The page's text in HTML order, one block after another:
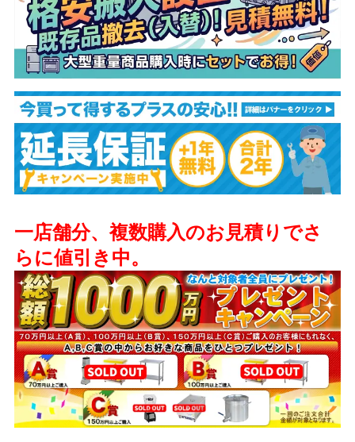
一店舗分、複数購入のお見積りでさ
らに値引き中。